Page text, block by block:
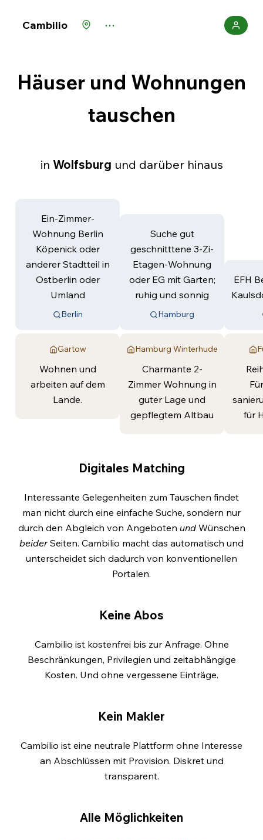
Cambilio
Häuser und Wohnungen
tauschen
in Wolfsburg und darüber hinaus
Ein-Zimmer-
Wohnung Berlin
Köpenick oder
anderer Stadtteil in
Ostberlin oder
Umland
Berlin
Suche gut
geschnitttene 3-Zi-
Etagen-Wohnung
oder EG mit Garten;
ruhig und sonnig
Hamburg
EFH
Gartow
Wohnen und
arbeiten auf dem
Lande.
Hamburg Winterhude
Charmante 2-
Zimmer Wohnung in
guter Lage und
gepflegtem Altbau
für
Digitales Matching
Interessante Gelegenheiten zum Tauschen findet
man nicht durch eine einfache Suche, sondern nur
durch den Abgleich von Angeboten undWünschen
beiderSeiten. Cambilio macht das automatisch und
unterscheidet sich dadurch von konventionellen
Portalen.
Keine Abos
Cambilio ist kostenfrei bis zur Anfrage. Ohne
Beschränkungen, Privilegien und zeitabhängige
Kosten. Und ohne vergessene Einträge.
Kein Makler
Cambilio ist eine neutrale Plattform ohne Interesse
an Abschlüssen mit Provision. Diskret und
transparent.
Alle Möglichkeiten